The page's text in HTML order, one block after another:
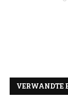
VERWANDTE